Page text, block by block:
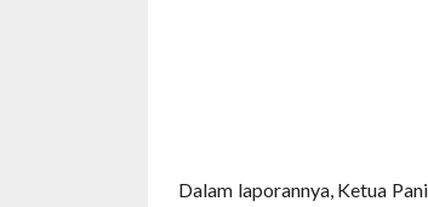
Dalam laporannya, Ketua